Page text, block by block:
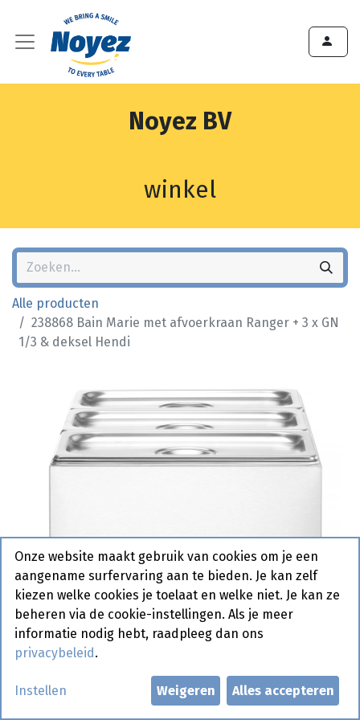
Noyez BV
winkel
Alle producten
238868 Bain Marie met afvoerkraan Ranger + 3 x GN
1/3 & deksel Hendi
238868 Bain Marie met
Onze website maakt gebruik van cookies om je een
aangename surfervaring aan te bieden. Je kan zelf
kiezen welke cookies je toelaat en welke niet. Je kan ze
beheren via de cookie-instellingen. Als je meer
informatie nodig hebt, raadpleeg dan ons
privacybeleid .
Instellen Weigeren Alles accepteren